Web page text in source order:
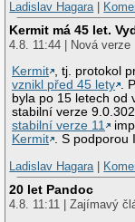
Ladislav Hagara |
Kermit má 45 let.
4.8. 11:44 | Nová verze
Kermit , tj. protokol
vznikl před 45 lety .
byla po 15 letech od
stabilní verze
stabilní verze 11
Kermit . S podporou
Ladislav Hagara |
20 let Pandoc
4.8. 11:11 | Zajímavý